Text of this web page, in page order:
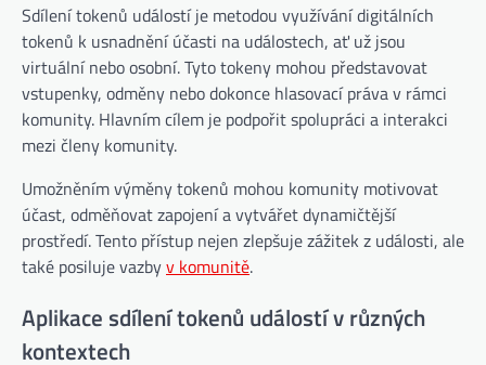
Sdílení tokenů událostí je metodou využívání digitálních
tokenů k usnadnění účasti na událostech, ať už jsou
virtuální nebo osobní. Tyto tokeny mohou představovat
vstupenky, odměny nebo dokonce hlasovací práva v rámci
komunity. Hlavním cílem je podpořit spolupráci a interakci
mezi členy komunity.
Umožněním výměny tokenů mohou komunity motivovat
účast, odměňovat zapojení a vytvářet dynamičtější
prostředí. Tento přístup nejen zlepšuje zážitek z události, ale
také posiluje vazbyv komunitě.
Aplikace sdílení tokenů událostí v různých
kontextech